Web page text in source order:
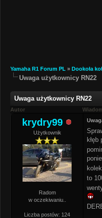
Yamaha R1 Forum PL » Dookoła
Uwaga użytkownicy RN22
Uwaga użytkownicy RN22
Autor
krydry99
Użytkownik
Radom
w oczekiwaniu..
Liczba postów: 124
to